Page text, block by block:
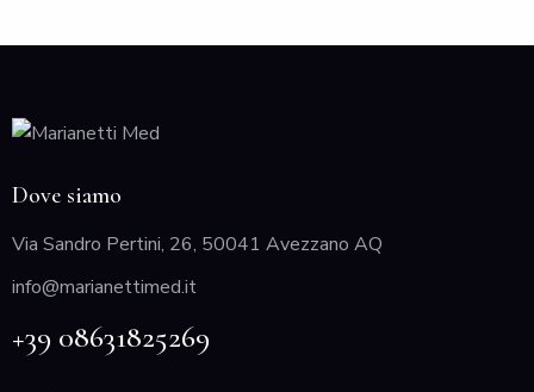
Dove siamo
Via Sandro Pertini, 26, 50041 Avezzano AQ
info@marianettimed.it
+39 08631825269